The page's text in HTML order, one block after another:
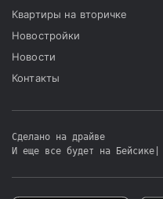
Квартиры на вторичке
Новостройки
Новости
Контакты
Сделано на драйве
И еще все будет на Бейсике